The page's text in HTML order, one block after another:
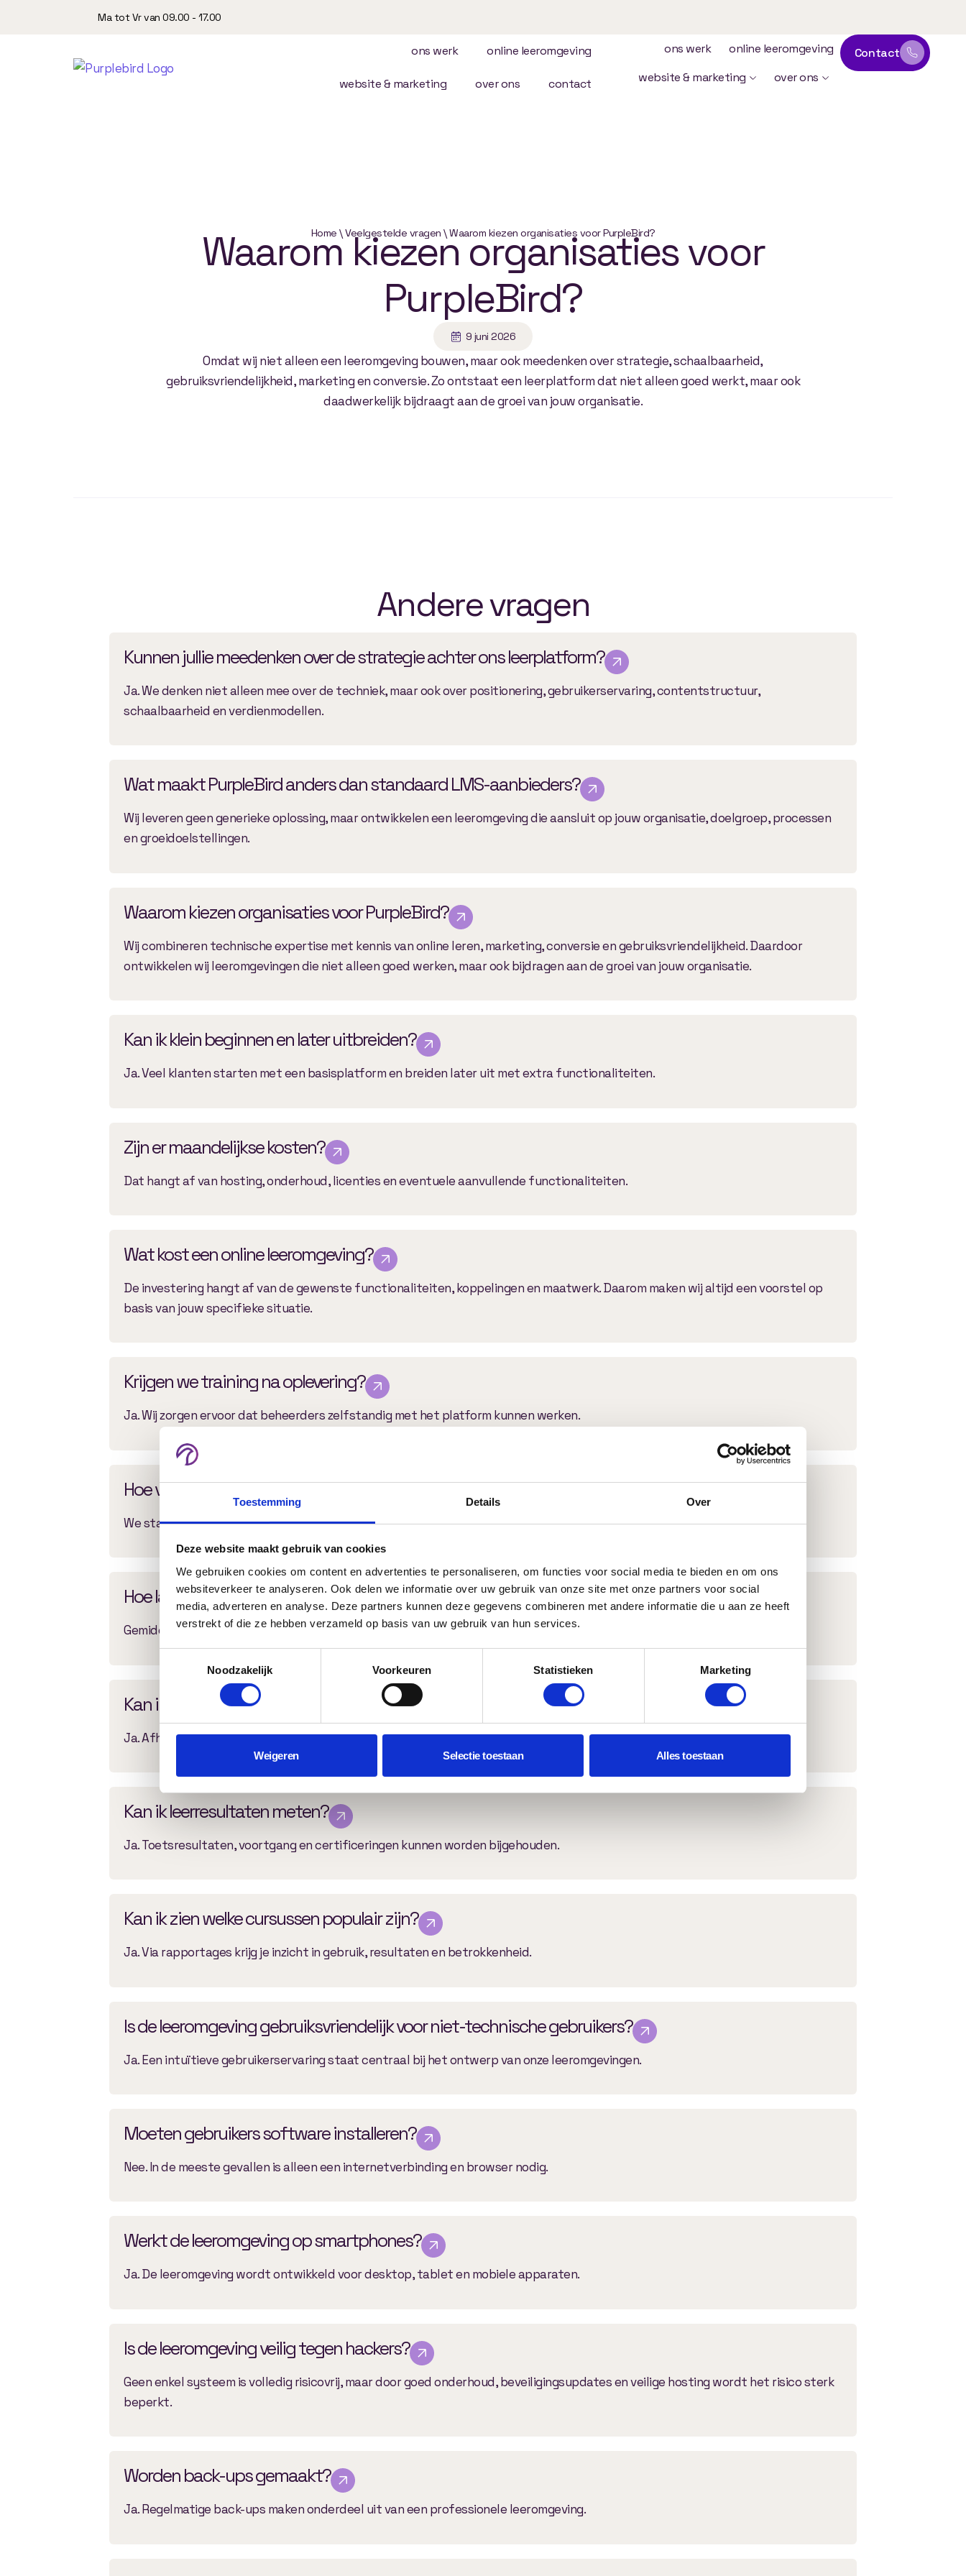
Toestemming Details Over
Deze website maakt gebruik van cookies
We gebruiken cookies om content en advertenties te personaliseren, om functies voor social media te bieden en om ons
websiteverkeer te analyseren. Ook delen we informatie over uw gebruik van onze site met onze partners voor social
media, adverteren en analyse. Deze partners kunnen deze gegevens combineren met andere informatie die u aan ze heeft
verstrekt of die ze hebben verzameld op basis van uw gebruik van hun services.
Noodzakelijk
Voorkeuren Statistieken Marketing
Weigeren Selectie toestaan Alles toestaan
Ma tot Vr van 09.00 - 17.00
ons werk online leeromgeving
website & marketing over ons contact
ons werk
online leeromgeving
website & marketing
over ons
Contact
Home \Veelgestelde vragen \Waarom kiezen organisaties voor PurpleBird?
Waaromkiezenorganisatiesvoor
PurpleBird?
9 juni 2026
Omdat wij niet alleen een leeromgeving bouwen, maar ook meedenken over strategie, schaalbaarheid,
gebruiksvriendelijkheid, marketing en conversie. Zo ontstaat een leerplatform dat niet alleen goed werkt, maar ook
daadwerkelijk bijdraagt aan de groei van jouw organisatie.
Andere vragen
Kunnen jullie meedenken over de strategie achter ons leerplatform?
Ja. We denken niet alleen mee over de techniek, maar ook over positionering, gebruikerservaring, contentstructuur,
schaalbaarheid en verdienmodellen.
Wat maakt PurpleBird anders dan standaard LMS-aanbieders?
Wij leveren geen generieke oplossing, maar ontwikkelen een leeromgeving die aansluit op jouw organisatie, doelgroep, processen
en groeidoelstellingen.
Waarom kiezen organisaties voor PurpleBird?
Wij combineren technische expertise met kennis van online leren, marketing, conversie en gebruiksvriendelijkheid. Daardoor
ontwikkelen wij leeromgevingen die niet alleen goed werken, maar ook bijdragen aan de groei van jouw organisatie.
Kan ik klein beginnen en later uitbreiden?
Ja. Veel klanten starten met een basisplatform en breiden later uit met extra functionaliteiten.
Zijn er maandelijkse kosten?
Dat hangt af van hosting, onderhoud, licenties en eventuele aanvullende functionaliteiten.
Wat kost een online leeromgeving?
De investering hangt af van de gewenste functionaliteiten, koppelingen en maatwerk. Daarom maken wij altijd een voorstel op
basis van jouw specifieke situatie.
Krijgen we training na oplevering?
Ja. Wij zorgen ervoor dat beheerders zelfstandig met het platform kunnen werken.
Hoe verloopt het ontwikkelproces?
We starten met een inventarisatie van jouw wensen, gevolgd door ontwerp, ontwikkeling, testen en oplevering.
Hoe lang duurt het ontwikkelen van een online leeromgeving?
Gemiddeld duurt een project tussen de 6 en 16 weken, afhankelijk van de complexiteit en gewenste functionaliteiten.
Kan ik rapportages exporteren?
Ja. Afhankelijk van de gewenste functionaliteit zijn exportmogelijkheden beschikbaar.
Kan ik leerresultaten meten?
Ja. Toetsresultaten, voortgang en certificeringen kunnen worden bijgehouden.
Kan ik zien welke cursussen populair zijn?
Ja. Via rapportages krijg je inzicht in gebruik, resultaten en betrokkenheid.
Is de leeromgeving gebruiksvriendelijk voor niet-technische gebruikers?
Ja. Een intuïtieve gebruikerservaring staat centraal bij het ontwerp van onze leeromgevingen.
Moeten gebruikers software installeren?
Nee. In de meeste gevallen is alleen een internetverbinding en browser nodig.
Werkt de leeromgeving op smartphones?
Ja. De leeromgeving wordt ontwikkeld voor desktop, tablet en mobiele apparaten.
Is de leeromgeving veilig tegen hackers?
Geen enkel systeem is volledig risicovrij, maar door goed onderhoud, beveiligingsupdates en veilige hosting wordt het risico sterk
beperkt.
Worden back-ups gemaakt?
Ja. Regelmatige back-ups maken onderdeel uit van een professionele leeromgeving.